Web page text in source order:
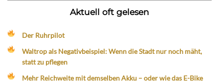
Aktuell oft gelesen
Der Ruhrpilot
Waltrop als Negativbeispiel: Wenn die Stadt nur noch mäht,
statt zu pflegen
Mehr Reichweite mit demselben Akku – oder wie das E-Bike